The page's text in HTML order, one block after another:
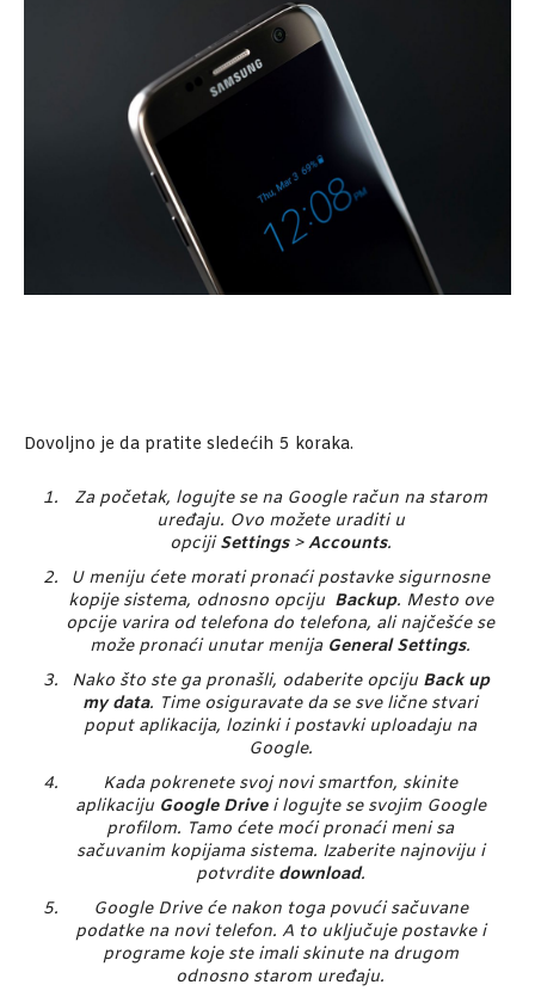
Dovoljno je da pratite sledećih 5 koraka.
Za početak, logujte se na Google račun na starom
uređaju. Ovo možete uraditi u
opcijiSettings >Accounts.
U meniju ćete morati pronaći postavke sigurnosne
kopije sistema, odnosno opciju Backup. Mesto ove
opcije varira od telefona do telefona, ali najčešće se
može pronaći unutar menija General Settings.
Nako što ste ga pronašli, odaberite opciju Back up
my data. Time osiguravate da se sve lične stvari
poput aplikacija, lozinki i postavki uploadaju na
Google.
Kada pokrenete svoj novi smartfon, skinite
aplikaciju Google Drivei logujte se svojim Google
profilom. Tamo ćete moći pronaći meni sa
sačuvanim kopijama sistema. Izaberite najnoviju i
potvrdite download.
Google Drive će nakon toga povući sačuvane
podatke na novi telefon. A to uključuje postavke i
programe koje ste imali skinute na drugom
odnosno starom uređaju.